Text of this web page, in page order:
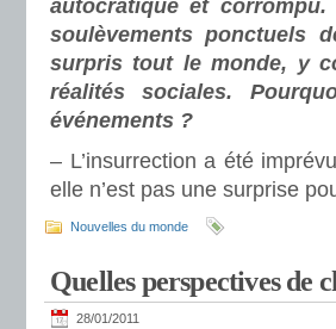
autocratique et
soulèvements ponctuels
surpris tout le monde, y
réalités sociales.
événements ?
– L’insurrection a été
elle n’est pas une surprise
Nouvelles du monde
Quelles perspectives de
28/01/2011